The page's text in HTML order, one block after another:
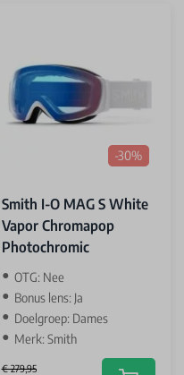
-30%
Smith I-O MAG S White
Vapor Chromapop
Photochromic
OTG: Nee
Bonus lens: Ja
Doelgroep: Dames
Merk: Smith
€ 279,95